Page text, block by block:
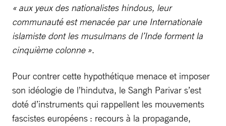
« aux yeux des nationalistes hindous, leur
communauté est menacée par une Internationale
islamiste dont les musulmans de l’Inde forment la
cinquième colonne ».
Pour contrer cette hypothétique menace et imposer
son idéologie de l’hindutva, le Sangh Parivar s’est
doté d’instruments qui rappellent les mouvements
fascistes européens : recours à la propagande,